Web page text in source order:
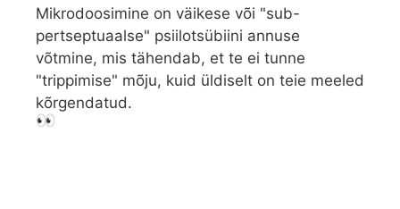
Mikrodoosimine on väikese või "sub-
pertseptuaalse" psiilotsübiini annuse
võtmine, mis tähendab, et te ei tunne
"trippimise" mõju, kuid üldiselt on teie meeled
kõrgendatud.
👀